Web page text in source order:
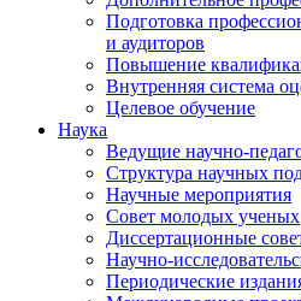
Подготовка
и аудиторов
Повышение
Внутренняя система
Целевое обучение
Наука
Ведущие научно-
Структура научных
Научные мероприятия
Совет молодых ученых
Диссертационные
Научно-
Периодические